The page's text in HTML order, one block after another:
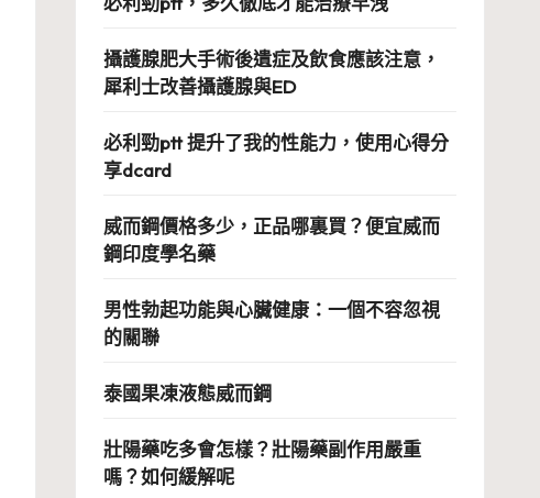
攝護腺肥大手術後遺症及飲食應該注意，
犀利士改善攝護腺與ED
必利勁ptt 提升了我的性能力，使用心得分
享dcard
威而鋼價格多少，正品哪裏買？便宜威而
鋼印度學名藥
男性勃起功能與心臟健康：一個不容忽視
的關聯
泰國果凍液態威而鋼
壯陽藥吃多會怎樣？壯陽藥副作用嚴重
嗎？如何緩解呢